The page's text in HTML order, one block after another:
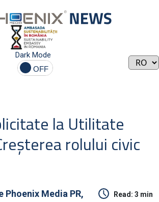
Dark Mode
la Utilitate
rolului civic
Phoenix Media PR, Read: 3 min